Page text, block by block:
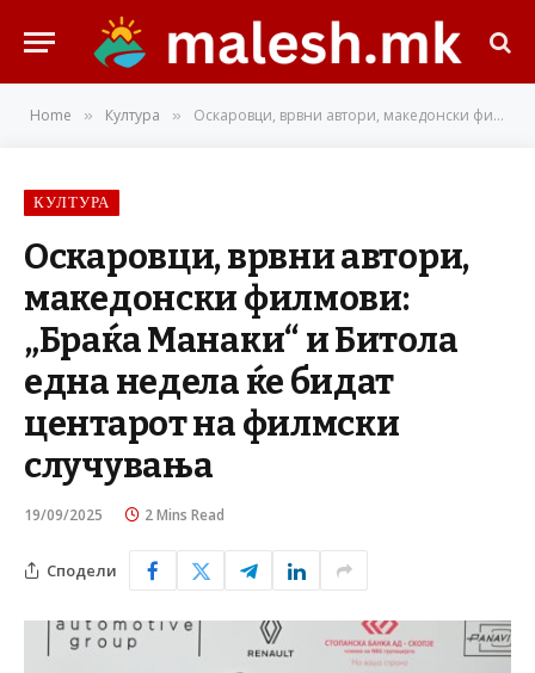
Home » Култура » Оскаровци, врвни автори, македонски филмови: „Браќа Манаки“ и Битола една недела ќе бидат центарот на филмски случувања
КУЛТУРА
Оскаровци, врвни автори,
македонски филмови:
„Браќа Манаки“ и Битола
една недела ќе бидат
центарот на филмски
случувања
19/09/2025 2 Mins Read
Сподели